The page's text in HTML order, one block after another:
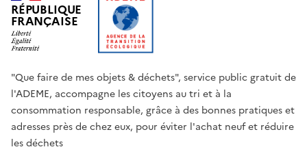
RÉPUBLIQUE
FRANÇAISE
"Que faire de mes objets & déchets", service public gratuit de
l'ADEME, accompagne les citoyens au tri et à la
consommation responsable, grâce à des bonnes pratiques et
adresses près de chez eux, pour éviter l'achat neuf et réduire
les déchets